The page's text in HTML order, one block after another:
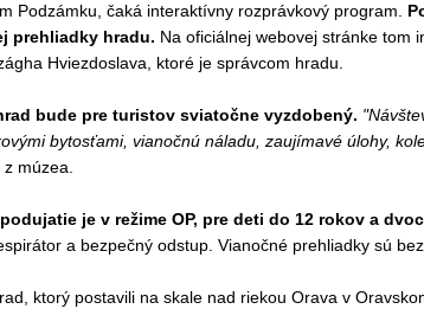
Podzámku, čaká interaktívny rozprávkový program.
prehliadky hradu. Na oficiálnej webovej stránke tom
Hviezdoslava, ktoré je správcom hradu.
bude pre turistov sviatočne vyzdobený.
bytosťami, vianočnú náladu, zaujímavé úlohy,
múzea.
je v režime OP, pre deti do 12 rokov a
a bezpečný odstup. Vianočné prehliadky sú
ktorý postavili na skale nad riekou Orava v